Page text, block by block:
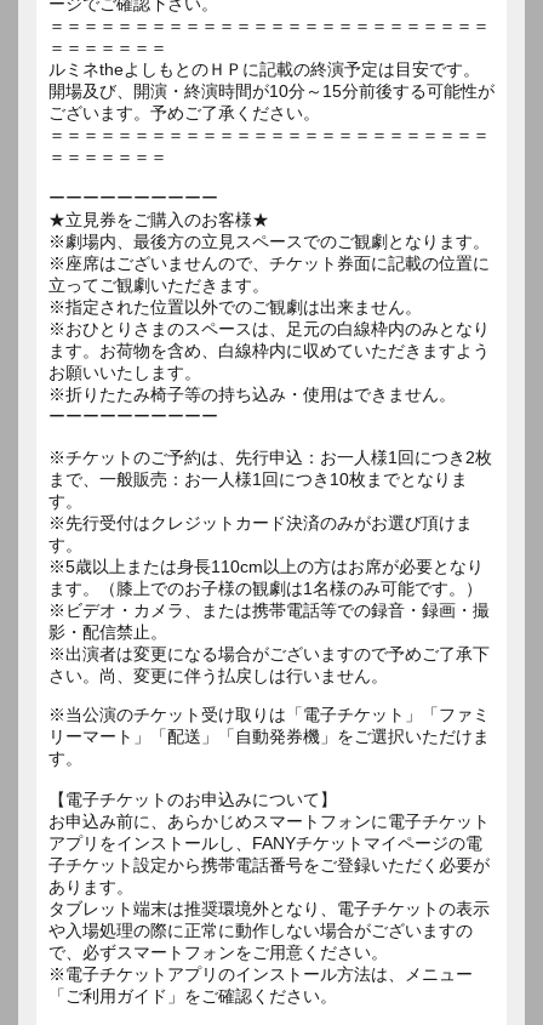
＝＝＝＝＝＝＝＝＝＝＝＝＝＝＝＝＝＝＝＝＝＝＝＝＝＝
＝＝＝＝＝＝＝
ルミネtheよしもとのＨＰに記載の終演予定は目安です。
開場及び、開演・終演時間が10分～15分前後する可能性が
ございます。予めご了承ください。
＝＝＝＝＝＝＝＝＝＝＝＝＝＝＝＝＝＝＝＝＝＝＝＝＝＝
＝＝＝＝＝＝＝
ーーーーーーーーーー
★立見券をご購入のお客様★
※劇場内、最後方の立見スペースでのご観劇となります。
※座席はございませんので、チケット券面に記載の位置に
立ってご観劇いただきます。
※指定された位置以外でのご観劇は出来ません。
※おひとりさまのスペースは、足元の白線枠内のみとなり
ます。お荷物を含め、白線枠内に収めていただきますよう
お願いいたします。
※折りたたみ椅子等の持ち込み・使用はできません。
ーーーーーーーーーー
※チケットのご予約は、先行申込：お一人様1回につき2枚
まで、一般販売：お一人様1回につき10枚までとなりま
す。
※先行受付はクレジットカード決済のみがお選び頂けま
す。
※5歳以上または身長110cm以上の方はお席が必要となり
ます。（膝上でのお子様の観劇は1名様のみ可能です。）
※ビデオ・カメラ、または携帯電話等での録音・録画・撮
影・配信禁止。
※出演者は変更になる場合がございますので予めご了承下
さい。尚、変更に伴う払戻しは行いません。
※当公演のチケット受け取りは「電子チケット」「ファミ
リーマート」「配送」「自動発券機」をご選択いただけま
す。
【電子チケットのお申込みについて】
お申込み前に、あらかじめスマートフォンに電子チケット
アプリをインストールし、FANYチケットマイページの電
子チケット設定から携帯電話番号をご登録いただく必要が
あります。
タブレット端末は推奨環境外となり、電子チケットの表示
や入場処理の際に正常に動作しない場合がございますの
で、必ずスマートフォンをご用意ください。
※電子チケットアプリのインストール方法は、メニュー
「ご利用ガイド」をご確認ください。